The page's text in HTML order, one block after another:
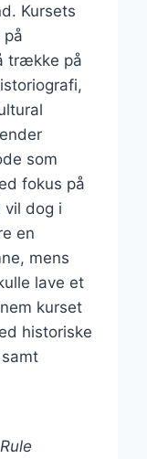
Kursets
på
trække på
som
fokus på
vil dog i
en
mens
lave et
kurset
historiske
Rule